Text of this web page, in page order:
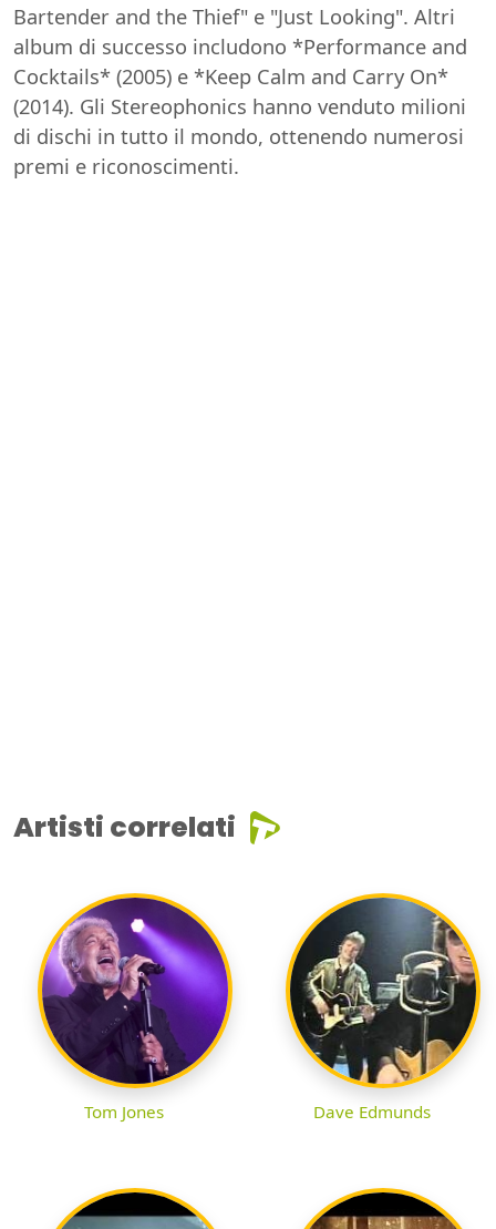
Bartender and the Thief" e "Just Looking". Altri
album di successo includono *Performance and
Cocktails* (2005) e *Keep Calm and Carry On*
(2014). Gli Stereophonics hanno venduto milioni
di dischi in tutto il mondo, ottenendo numerosi
premi e riconoscimenti.
Artisti correlati
Tom Jones Dave Edmunds